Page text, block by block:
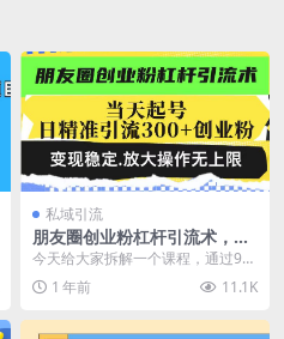
私域引流
朋友圈创业粉杠杆引流术，投
产高轻松日引300+创业粉，变
现稳定.放大操…
今天给大家拆解一个课程，通过99
元撬动500+创业粉的一个实操的方
法教程，很多人...
1 年前 11.1K